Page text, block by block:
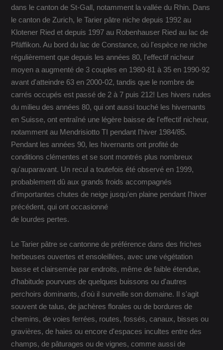
dans le canton de St-Gall, notamment la vallée du Rhin. Dans
le canton de Zurich, le Tarier pâtre niche depuis 1992 au
Klotener Ried et depuis 1997 au Robenhauser Ried au lac de
Pfäffikon. Au bord du lac de Constance, où l'espèce ne niche
régulièrement que depuis les années 80, l'effectif nicheur
moyen a augmenté de 3 couples en 1980-81 à 35 en 1990-92
avant d'atteindre 63 en 2000-02, tandis que le nombre de
carrés occupés est passé de 2 à 7 puis 212! Les hivers rudes
du milieu des années 80, qui ont aussi touché les hivernants
en Suisse, ont entraîné une légère baisse de l'effectif nicheur,
notamment au Mendrisiotto TI pendant l'hiver 1984/85.
Pendant les années 90, les hivernants ont profité de
conditions clémentes et se sont montrés plus nombreux
qu'auparavant. Un recul a toutefois été observé en 1999,
probablement dû aux grands froids accompagnés
d'importantes chutes de neige jusqu'en plaine pendant l'hiver
précédent, qui ont occasionné
de lourdes pertes.
Le Tarier pâtre se cantonne de préférence dans des friches
herbeuses ouvertes et ensoleillées, avec une végétation
basse et clairsemée par endroits, même de faible étendue,
d'habitude pourvues de quelques buissons ou d'autres
perchoirs dominants, d'où il surveille son domaine. Il s'agit
souvent de talus, de jachères florales ou de bordures de
chemins, de voies ferrées, routes, fossés, canaux, bisses ou
gravières, de haies ou encore d'espaces incultes entre des
champs, de pâturages ou de vignes, comme aussi de